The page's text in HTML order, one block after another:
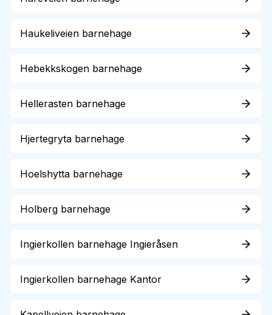
Haukeliveien barnehage
Hebekkskogen barnehage
Hellerasten barnehage
Hjertegryta barnehage
Hoelshytta barnehage
Holberg barnehage
Ingierkollen barnehage Ingieråsen
Ingierkollen barnehage Kantor